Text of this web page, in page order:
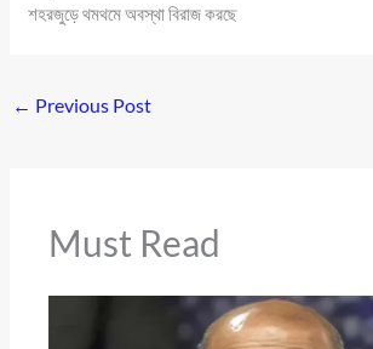
শহরজুড়ে থমথমে অবস্থা বিরাজ করছে
← Previous Post
Must Read